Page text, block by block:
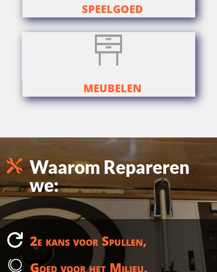
SPEELGOED
MEUBELEN
 Waarom Repareren
we:
 2e kans voor Spullen,
 Goed voor het Milieu,